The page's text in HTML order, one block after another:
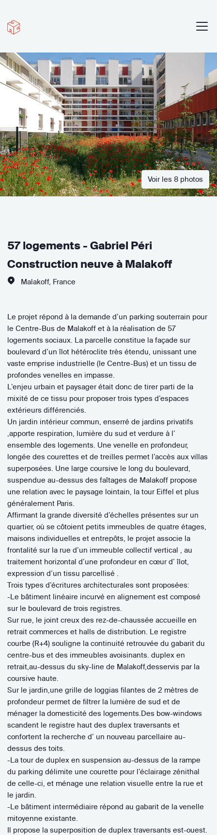
Voir les 8 photos
57 logements - Gabriel Péri
Construction neuve à Malakoff
Malakoff, France
Le projet répond à la demande d’un parking souterrain pour
le Centre-Bus de Malakoff et à la réalisation de 57
logements sociaux. La parcelle constitue la façade sur
boulevard d’un îlot hétéroclite très étendu, unissant une
vaste emprise industrielle (le Centre-Bus) et un tissu de
profondes venelles en impasse.
L’enjeu urbain et paysager était donc de tirer parti de la
mixité de ce tissu pour proposer trois types d’espaces
extérieurs différenciés.
Un jardin intérieur commun, enserré de jardins privatifs
,apporte respiration, lumière du sud et verdure à l’
ensemble des logements. Une venelle en profondeur,
longée des courettes et de treilles permet l’accès aux villas
superposées. Une large coursive le long du boulevard,
suspendue au-dessus des faîtages de Malakoff propose
une relation avec le paysage lointain, la tour Eiffel et plus
généralement Paris.
Affirmant la grande diversité d’échelles présentes sur un
quartier, où se côtoient petits immeubles de quatre étages,
maisons individuelles et entrepôts, le projet associe la
frontalité sur la rue d’un immeuble collectif vertical , au
traitement horizontal d’une profondeur en cœur d’ îlot,
expression d’un tissu parcellisé .
Trois types d’écritures architecturales sont proposées:
-Le bâtiment linéaire incurvé en alignement est composé
sur le boulevard de trois registres.
Sur rue, le joint creux des rez-de-chaussée accueille en
retrait commerces et halls de distribution. Le registre
courbe (R+4) souligne la continuité retrouvée du gabarit du
centre-bus et des immeubles avoisinants. duplex en
retrait,au-dessus du sky-line de Malakoff,desservis par la
coursive haute.
Sur le jardin,une grille de loggias filantes de 2 mètres de
profondeur permet de filtrer la lumière de sud et de
ménager la domesticité des logements.Des bow-windows
scandent le registre haut des duplex traversants et
confortent la recherche d’ un nouveau parcellaire au-
dessus des toits.
-La tour de duplex en suspension au-dessus de la rampe
du parking délimite une courette pour l’éclairage zénithal
de celle-ci, et ménage une relation visuelle entre la rue et
le jardin.
-Le bâtiment intermédiaire répond au gabarit de la venelle
mitoyenne existante.
Il propose la superposition de duplex traversants est-ouest.